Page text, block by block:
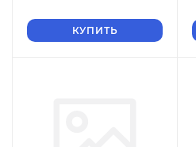
КУПИТЬ